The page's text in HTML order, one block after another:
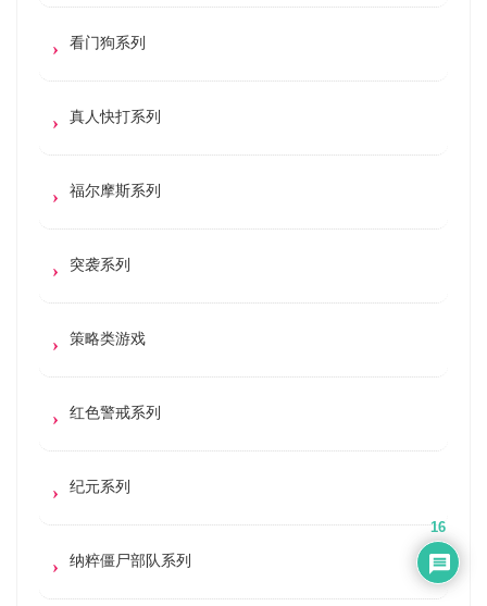
看门狗系列
真人快打系列
福尔摩斯系列
突袭系列
策略类游戏
红色警戒系列
纪元系列
纳粹僵尸部队系列
16